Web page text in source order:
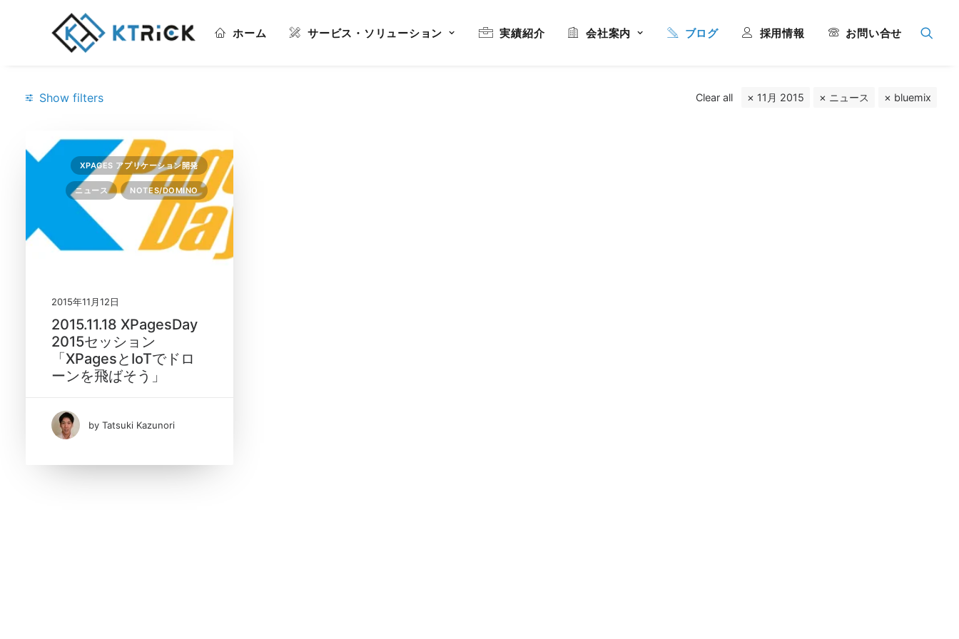
ホーム サービス・ソリューション 実績紹介 会社案内 ブログ 採用情報 お問い合せ
Show filters Clear all 11月 2015 ニュース bluemix
Categories
Notes/Domino (1)
XPages アプリケーション
ニュース
Search
11月 2015 (1)
XPAGES アプリケーション開発
ニュース NOTES/DOMINO
2015年11月12日
2015.11.18 XPagesDay
2015セッション
「XPagesとIoTでドロ
ーンを飛ばそう」
by Tatsuki Kazunori